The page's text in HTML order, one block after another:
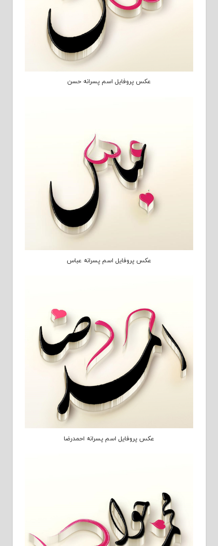
عکس پروفایل اسم پسرانه حسن
عکس پروفایل اسم پسرانه عباس
عکس پروفایل اسم پسرانه احمدرضا